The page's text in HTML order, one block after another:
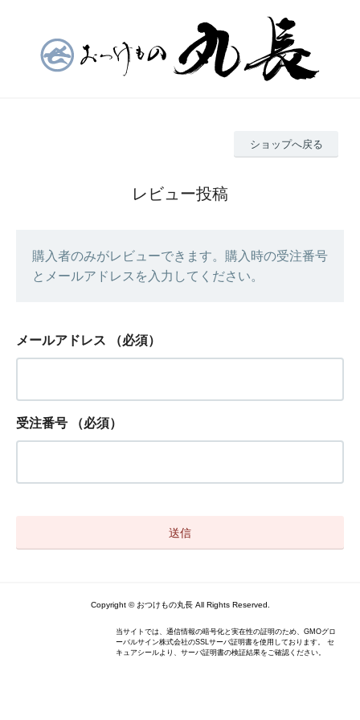
ショップへ戻る
レビュー投稿
購入者のみがレビューできます。購入時の受注番号
とメールアドレスを入力してください。
メールアドレス （必須）
受注番号 （必須）
Copyright © おつけもの丸長 All Rights Reserved.
当サイトでは、通信情報の暗号化と実在性の証明のため、GMOグロ
ーバルサイン株式会社のSSLサーバ証明書を使用しております。 セ
キュアシールより、サーバ証明書の検証結果をご確認ください。